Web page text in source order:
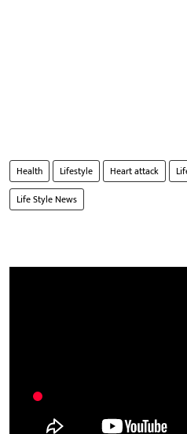
Health Lifestyle Heart attack
Life Style News